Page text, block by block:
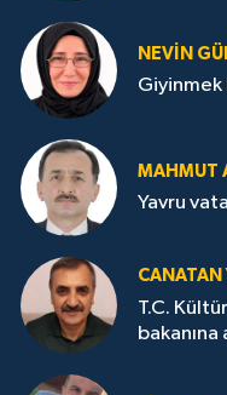
NEVİN
MAHMUT
Yavru
CANATAN
T.C.
bakanına